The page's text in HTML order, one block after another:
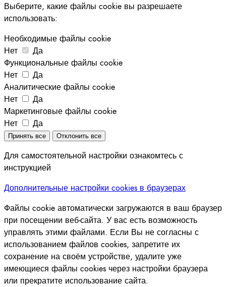
Выберите, какие файлы cookie вы разрешаете
использовать:
Необходимые файлы cookie
Нет
Да
Функциональные файлы cookie
Нет
Да
Аналитические файлы cookie
Нет
Да
Маркетинговые файлы cookie
Нет
Да
Принять все Отклонить все
Для самостоятельной настройки ознакомтесь с
инструкцией
Дополнительные настройки cookies в браузерах
Файлы cookie автоматически загружаются в ваш браузер
при посещении веб-сайта. У вас есть возможность
управлять этими файлами. Если Вы не согласны с
использованием файлов cookies, запретите их
сохранение на своём устройстве, удалите уже
имеющиеся файлы cookies через настройки браузера
или прекратите использование сайта.